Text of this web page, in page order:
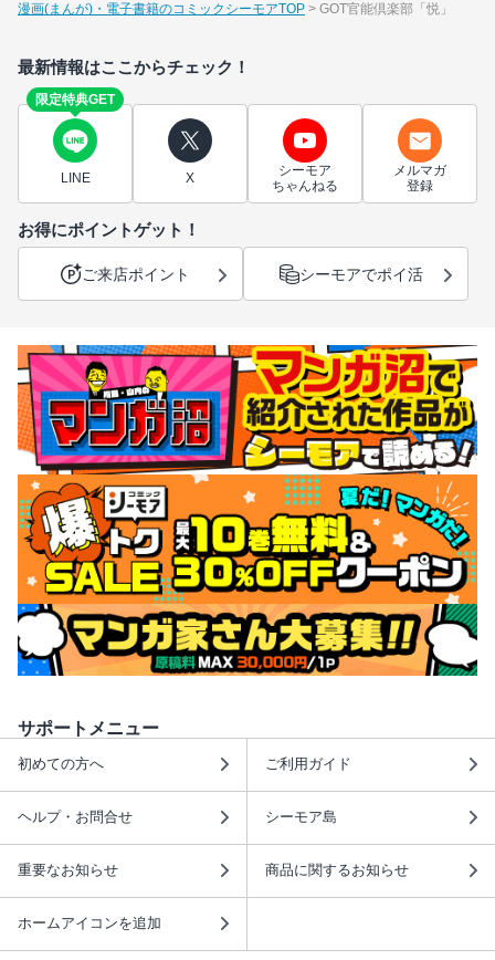
漫画(まんが)・電子書籍のコミックシーモアTOP GOT官能倶楽部「悦」
最新情報はここからチェック！
限定特典GET
LINE X
シーモア
ちゃんねる
メルマガ
登録
お得にポイントゲット！
ご来店ポイント シーモアでポイ活
サポートメニュー
初めての方へ ご利用ガイド
ヘルプ・お問合せ シーモア島
重要なお知らせ 商品に関するお知らせ
ホームアイコンを追加